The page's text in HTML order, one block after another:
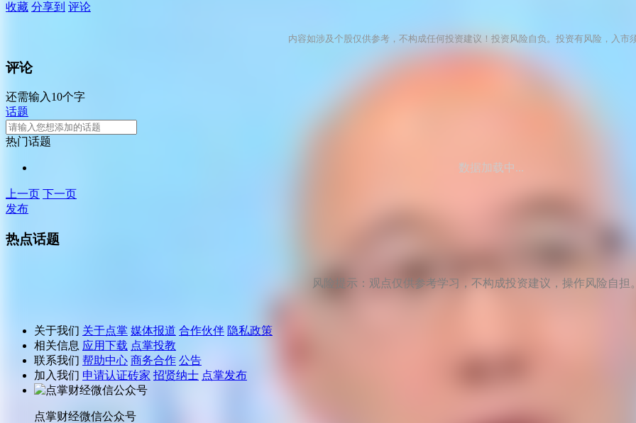
收藏 分享到 评论
内容如涉及个股仅供参考，不构成任何投资建议！投资风险自负。投资有风险，入市
评论
还需输入10个字
话题
热门话题
数据加载中...
上一页 下一页
发布
热点话题
风险提示：观点仅供参考学习，不构成投资建议，操作风险自担
关于我们 关于点掌 媒体报道 合作伙伴 隐私政策
相关信息 应用下载 点掌投教
联系我们 帮助中心 商务合作 公告
加入我们 申请认证砖家 招贤纳士 点掌发布
点掌财经微信公众号